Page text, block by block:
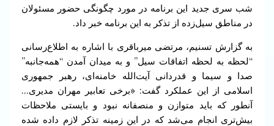
شب سری جدید این برنامه در مورد چگونگی حضور مسئولان
در مناطق سیل‌زده از تذکر به این برنامه خبر داد.
به گزارش تسنیم، مرتضی میرباقری با اشاره به اطلاع‌‌رسانی
“لحظه به لحظه اتفاقات سیل” و به میدان آمدن “همه‌جانبه”
صدا و سیما و قدردانی آیت‌الله خامنه‌ای‌، رهبر جمهوری
اسلامی از این عملکرد گفت: «برخی تعابیر مهران مدیری…
آنطور که باید متوازن و منصفانه نبود و بایستی ملاحظات
بیش‌تری انجام می‌شد که در این زمینه تذکر لازم داده شده